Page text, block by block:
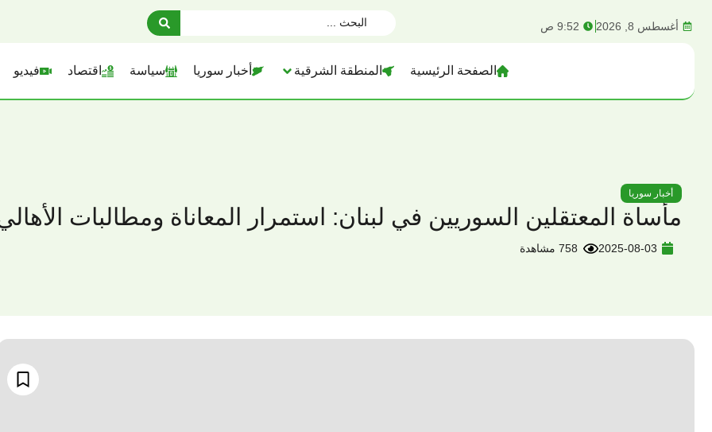
أغسطس 8, 2026 9:52 ص
الصفحة الرئيسية المنطقة الشرقية أخبار سوريا سياسة اقتصاد فيديو
أخبار سوريا
مأساة المعتقلين السوريين في لبنان: استمرار المعاناة ومطالبات
2025-08-03 758 مشاهدة